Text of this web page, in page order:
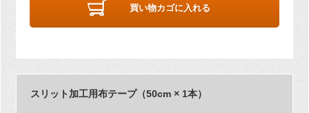
買い物カゴに入れる
スリット加工用布テープ（50cm × 1本）